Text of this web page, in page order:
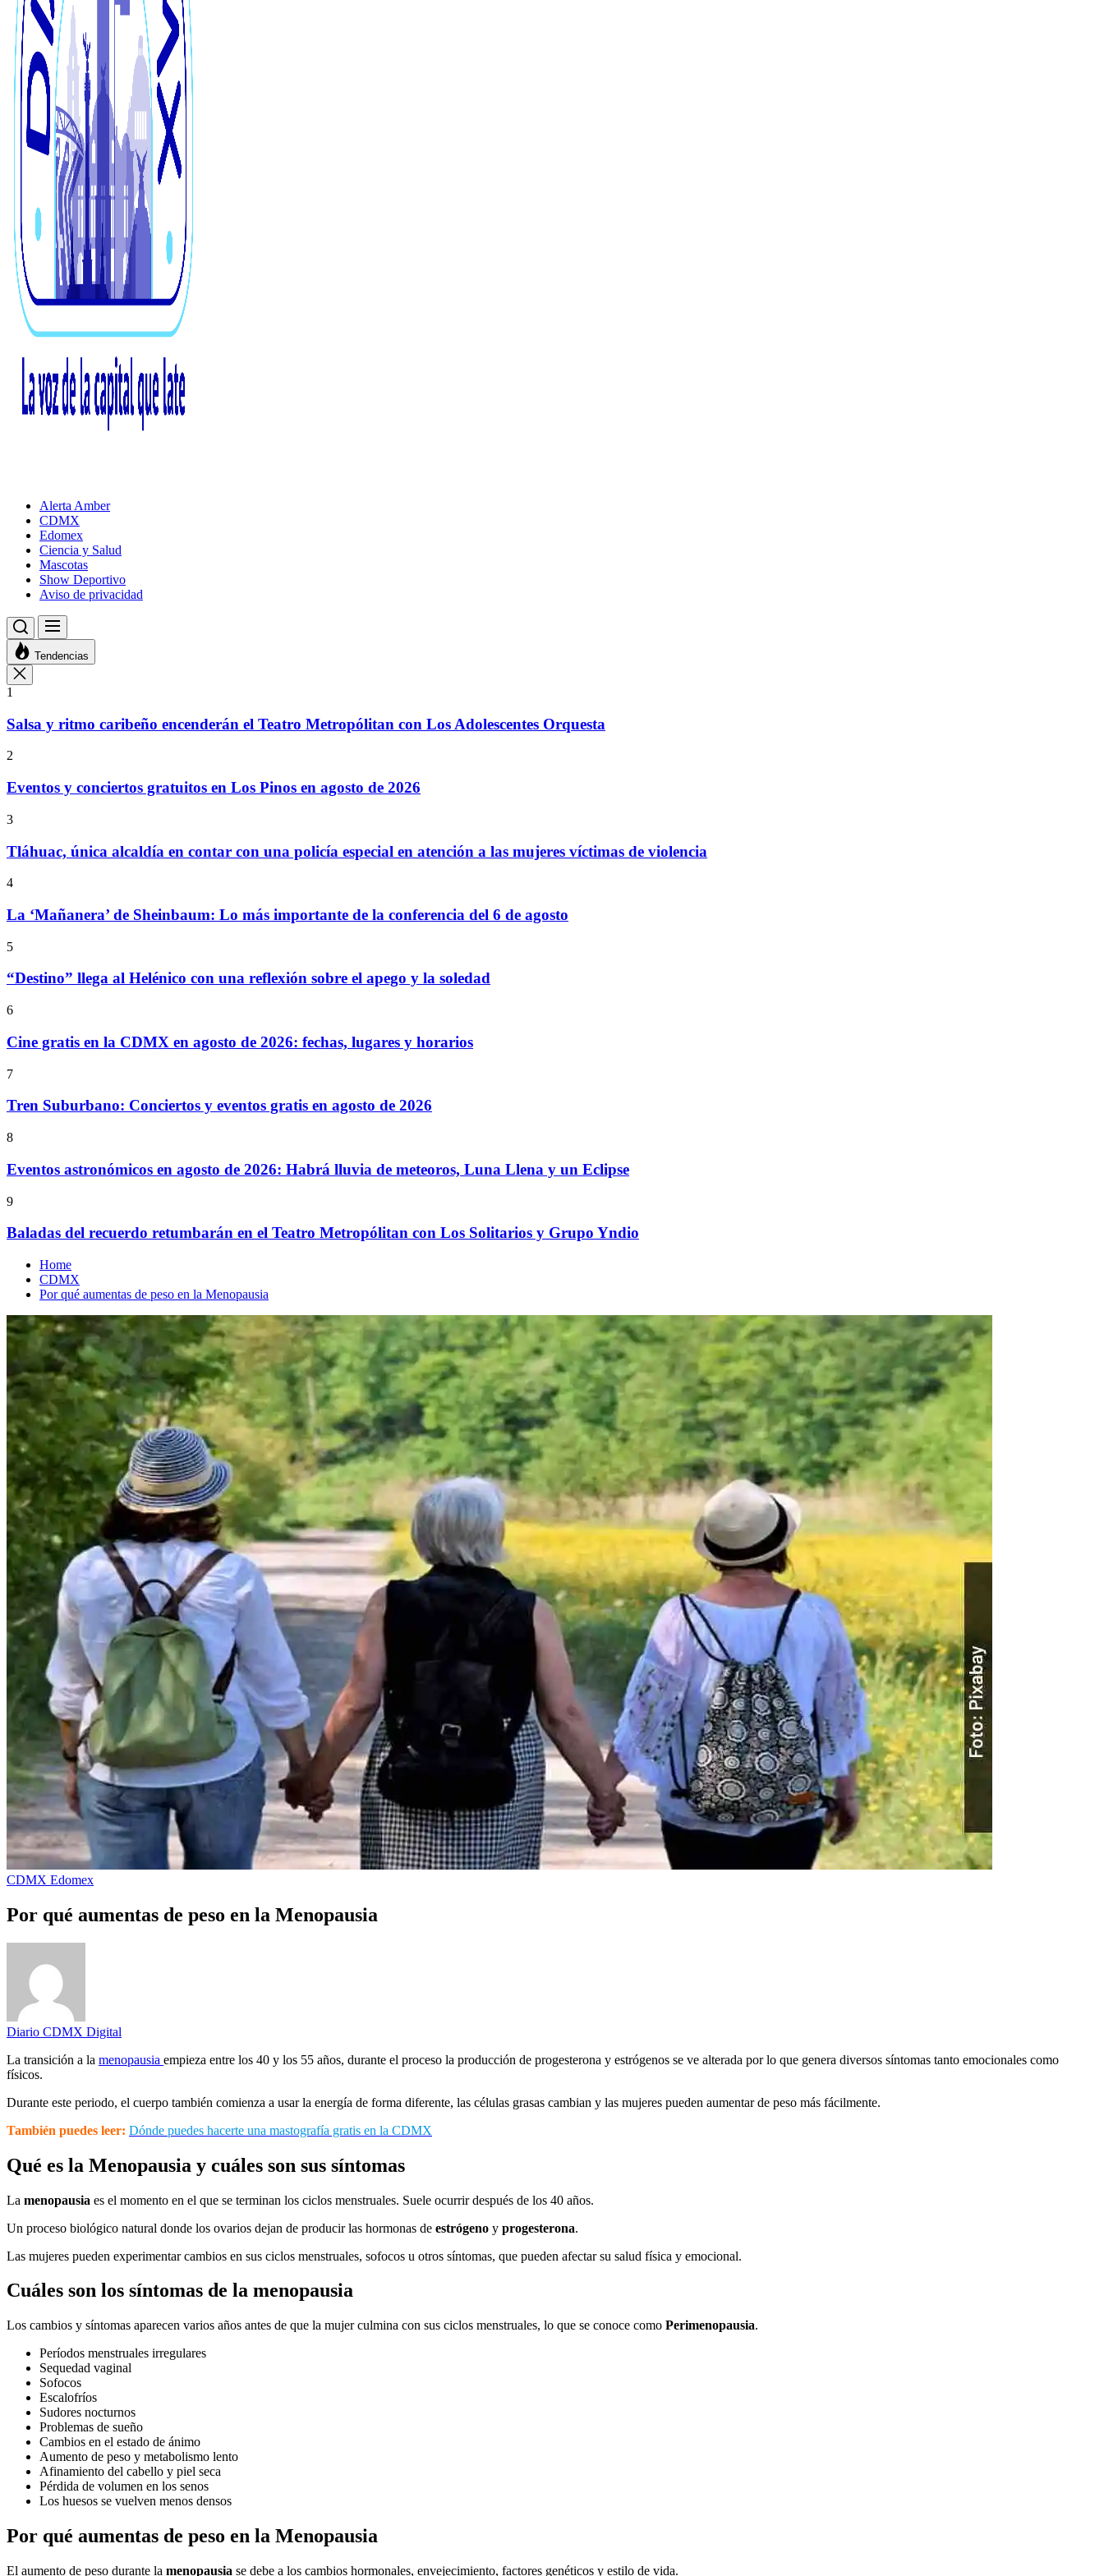
Alerta Amber
CDMX
Edomex
Ciencia y Salud
Mascotas
Show Deportivo
Aviso de privacidad
Tendencias
1
Salsa y ritmo caribeño encenderán el Teatro Metropólitan con Los Adolescentes Orquesta
2
Eventos y conciertos gratuitos en Los Pinos en agosto de 2026
3
Tláhuac, única alcaldía en contar con una policía especial en atención a las mujeres víctimas de violencia
4
La ‘Mañanera’ de Sheinbaum: Lo más importante de la conferencia del 6 de agosto
5
“Destino” llega al Helénico con una reflexión sobre el apego y la soledad
6
Cine gratis en la CDMX en agosto de 2026: fechas, lugares y horarios
7
Tren Suburbano: Conciertos y eventos gratis en agosto de 2026
8
Eventos astronómicos en agosto de 2026: Habrá lluvia de meteoros, Luna Llena y un Eclipse
9
Baladas del recuerdo retumbarán en el Teatro Metropólitan con Los Solitarios y Grupo Yndio
Home
CDMX
Por qué aumentas de peso en la Menopausia
CDMX Edomex
Por qué aumentas de peso en la Menopausia
Diario CDMX Digital
La transición a la menopausia empieza entre los 40 y los 55 años, durante el proceso la producción de progesterona y estrógenos se ve alterada por lo que genera diversos síntomas tanto emocionales como
físicos.
Durante este periodo, el cuerpo también comienza a usar la energía de forma diferente, las células grasas cambian y las mujeres pueden aumentar de peso más fácilmente.
También puedes leer: Dónde puedes hacerte una mastografía gratis en la CDMX
Qué es la Menopausia y cuáles son sus síntomas
La menopausia es el momento en el que se terminan los ciclos menstruales. Suele ocurrir después de los 40 años.
Un proceso biológico natural donde los ovarios dejan de producir las hormonas de estrógeno y progesterona.
Las mujeres pueden experimentar cambios en sus ciclos menstruales, sofocos u otros síntomas, que pueden afectar su salud física y emocional.
Cuáles son los síntomas de la menopausia
Los cambios y síntomas aparecen varios años antes de que la mujer culmina con sus ciclos menstruales, lo que se conoce como Perimenopausia.
Períodos menstruales irregulares
Sequedad vaginal
Sofocos
Escalofríos
Sudores nocturnos
Problemas de sueño
Cambios en el estado de ánimo
Aumento de peso y metabolismo lento
Afinamiento del cabello y piel seca
Pérdida de volumen en los senos
Los huesos se vuelven menos densos
Por qué aumentas de peso en la Menopausia
El aumento de peso durante la menopausia se debe a los cambios hormonales, envejecimiento, factores genéticos y estilo de vida.